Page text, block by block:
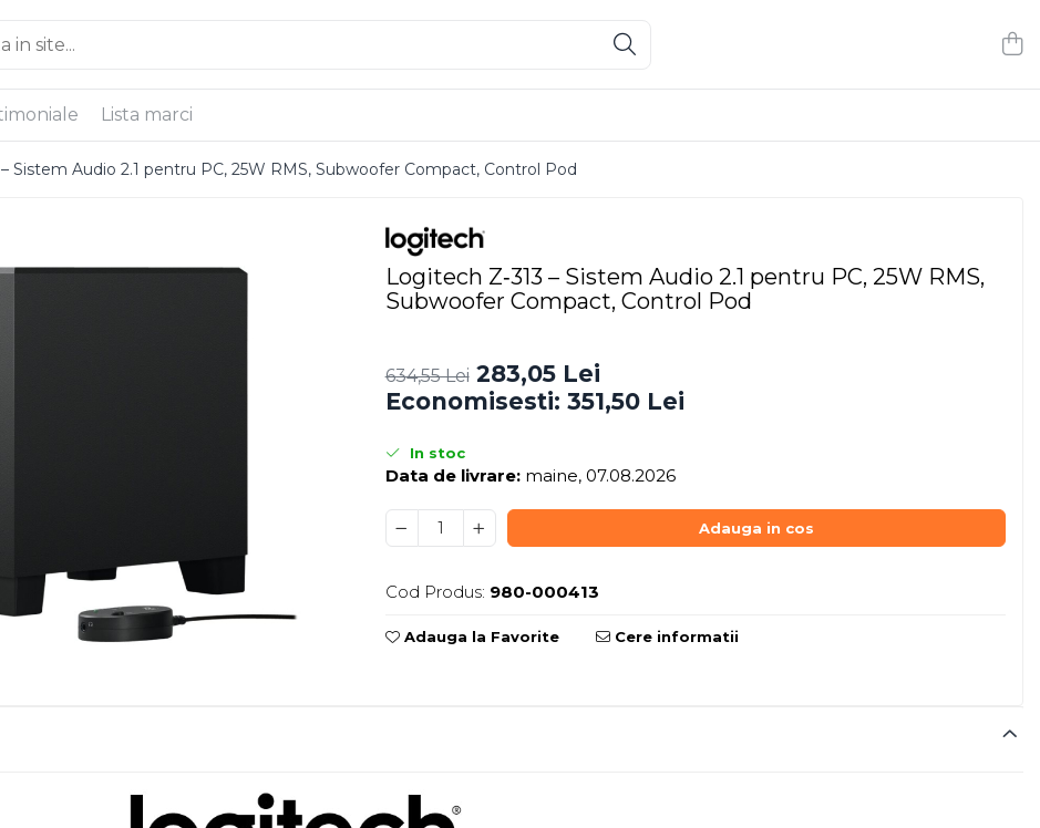
Lista marci
Sistem Audio 2.1 pentru PC, 25W RMS, Subwoofer Compact, Control Pod
Logitech Z‑313 – Sistem Audio 2.1 pentru PC, 25W RMS,
Subwoofer Compact, Control Pod
634,55 Lei 283,05 Lei
Economisesti: 351,50 Lei
In stoc
Data de livrare:maine, 07.08.2026
Adauga in cos
Cod Produs: 980-000413
Adauga la Favorite Cere informatii